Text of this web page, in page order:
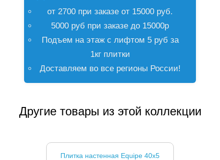
от 2700 при заказе от 15000 руб.
5000 руб при заказе до 15000р
Подъем на этаж с лифтом 5 руб за
1кг плитки
Доставляем во все регионы России!
Другие товары из этой коллекции
Плитка настенная Equipe 40x5